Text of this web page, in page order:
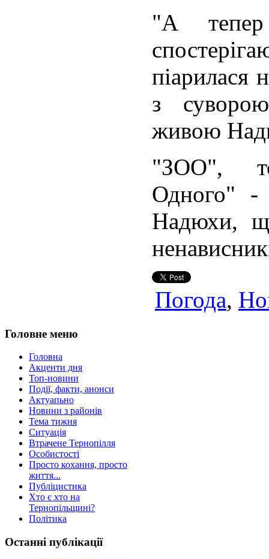
"А
піарилася
з
живою
"ЗОО",
Одного" -
Надюхи,
Погода,
Головне меню
Головна
Акценти дня
Топ-новини
Події, факти, анонси
Актуапьно
Новини з районів
Тема тижня
Ситуація
Втрачене Тернопілля
Особистості
Просто кохання, просто
життя...
Публіцистика
Хто є хто на
Тернопільщині?
Політика
Останні публікації